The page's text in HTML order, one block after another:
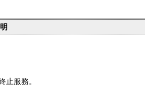
止服務。